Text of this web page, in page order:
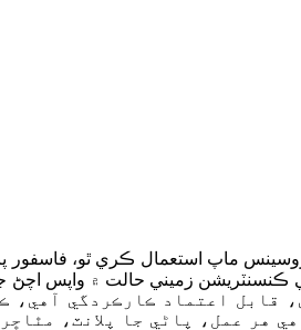
ماپ استعمال ڪري ٿو، فاسفور
ڪنسنٽريشن زميني حالت ۾ واپس
قابل اعتماد ڪارڪردگي
هر عمل، پاڻي جا پلانٽ،